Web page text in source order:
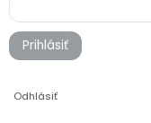
Prihlásiť
Odhlásiť